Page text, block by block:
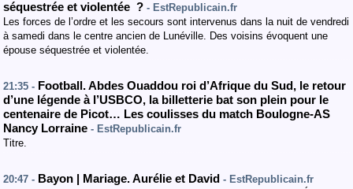
séquestrée et violentée ? - EstRepublicain.fr
Les forces de l’ordre et les secours sont intervenus dans la nuit de vendredi
à samedi dans le centre ancien de Lunéville. Des voisins évoquent une
épouse séquestrée et violentée.
21:35 - Football. Abdes Ouaddou roi d’Afrique du Sud, le retour
d’une légende à l’USBCO, la billetterie bat son plein pour le
centenaire de Picot… Les coulisses du match Boulogne-AS
Nancy Lorraine - EstRepublicain.fr
Titre.
20:47 - Bayon | Mariage. Aurélie et David - EstRepublicain.fr